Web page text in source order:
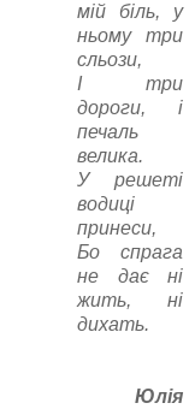
мій біль, у
ньому три
сльози,
І три
дороги, і
печаль
велика.
У решеті
водиці
принеси,
Бо спрага
не дає ні
жить, ні
дихать.
Юлія